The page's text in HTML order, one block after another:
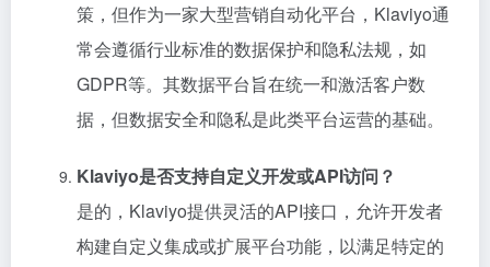
策，但作为一家大型营销自动化平台，Klaviyo通
常会遵循行业标准的数据保护和隐私法规，如
GDPR等。其数据平台旨在统一和激活客户数
据，但数据安全和隐私是此类平台运营的基础。
Klaviyo是否支持自定义开发或API访问？
是的，Klaviyo提供灵活的API接口，允许开发者
构建自定义集成或扩展平台功能，以满足特定的